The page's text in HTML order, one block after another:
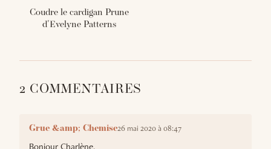
Coudre le cardigan Prune
d'Evelyne Patterns
2 COMMENTAIRES
Grue &amp; Chemise26 mai 2020 à 08:47
Bonjour Charlène,